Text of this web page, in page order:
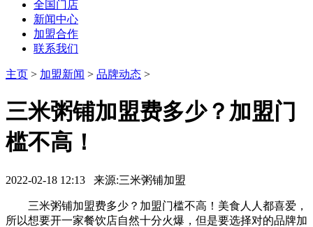
全国门店
新闻中心
加盟合作
联系我们
主页 > 加盟新闻 > 品牌动态 >
三米粥铺加盟费多少？加盟门
槛不高！
2022-02-18 12:13 来源:三米粥铺加盟
三米粥铺加盟费多少？加盟门槛不高！美食人人都喜爱，
所以想要开一家餐饮店自然十分火爆，但是要选择对的品牌加